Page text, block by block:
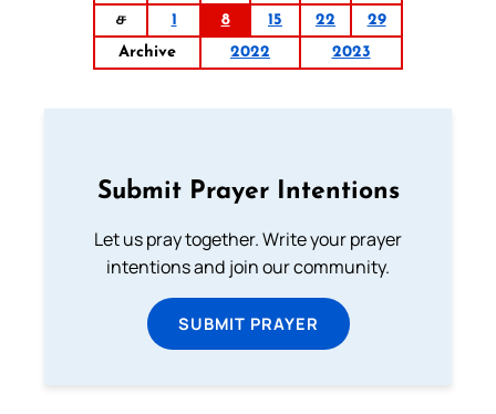
ச
1 8 15 22
29
Archive
2022 2023
Submit Prayer Intentions
Let us pray together. Write your prayer
intentions and join our community.
SUBMIT PRAYER